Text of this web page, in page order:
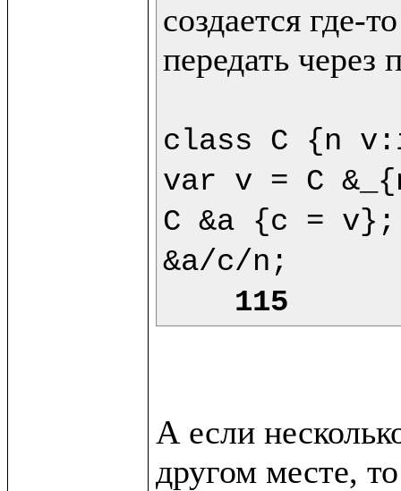
создается где-
передать
class C {n
var v = C
C &a {c = v};
&a/c/n;
115
А если
другом месте,